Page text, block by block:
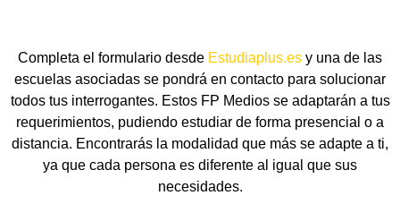
Completa el formulario desde Estudiaplus.es y una de las
escuelas asociadas se pondrá en contacto para solucionar
todos tus interrogantes. Estos FP Medios se adaptarán a tus
requerimientos, pudiendo estudiar de forma presencial o a
distancia. Encontrarás la modalidad que más se adapte a ti,
ya que cada persona es diferente al igual que sus
necesidades.